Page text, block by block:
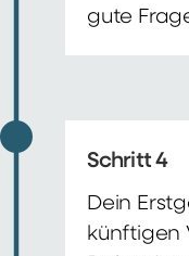
gute
Schritt 4
Dein
künftigen